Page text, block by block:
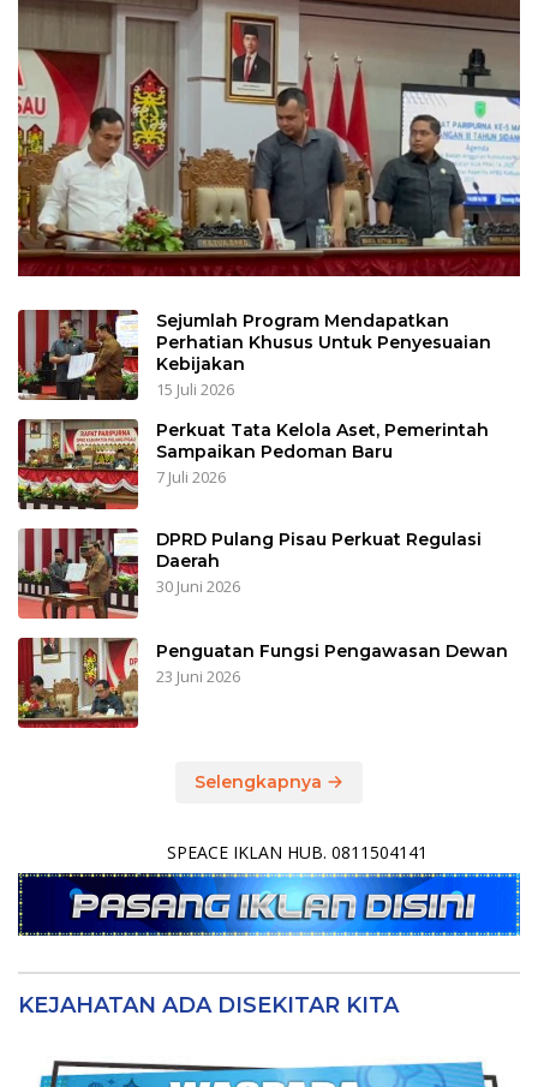
Sejumlah Program Mendapatkan
Perhatian Khusus Untuk Penyesuaian
Kebijakan
15 Juli 2026
Perkuat Tata Kelola Aset, Pemerintah
Sampaikan Pedoman Baru
7 Juli 2026
DPRD Pulang Pisau Perkuat Regulasi
Daerah
30 Juni 2026
Penguatan Fungsi Pengawasan Dewan
23 Juni 2026
Selengkapnya
SPEACE IKLAN HUB. 0811504141
KEJAHATAN ADA DISEKITAR KITA